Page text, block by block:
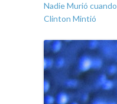
Nadie Murió cuando
Clinton Mintió